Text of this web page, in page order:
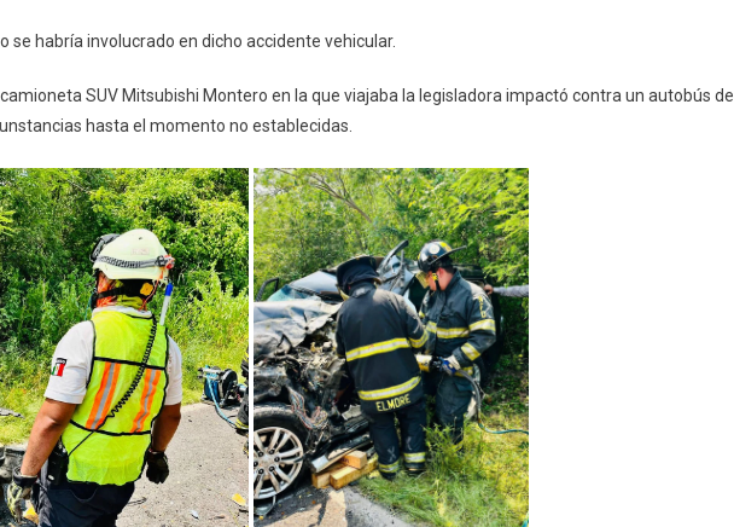
De
Automovilístico
En
se habría involucrado en dicho accidente vehicular.
SUV Mitsubishi Montero en la que viajaba la legisladora impactó contra un autobús de
hasta el momento no establecidas.